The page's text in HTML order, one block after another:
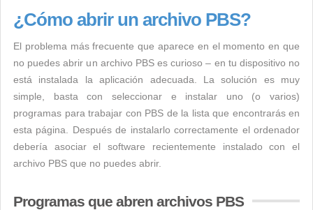
¿Cómo abrir un archivo PBS?
El problema más frecuente que aparece en el momento en que
no puedes abrir un archivo PBS es curioso – en tu dispositivo no
está instalada la aplicación adecuada. La solución es muy
simple, basta con seleccionar e instalar uno (o varios)
programas para trabajar con PBS de la lista que encontrarás en
esta página. Después de instalarlo correctamente el ordenador
debería asociar el software recientemente instalado con el
archivo PBS que no puedes abrir.
Programas que abren archivos PBS